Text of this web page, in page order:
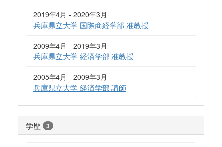
2019年4月 - 2020年3月
兵庫県立大学 国際商経学部 准教授
2009年4月 - 2019年3月
兵庫県立大学 経済学部 准教授
2005年4月 - 2009年3月
兵庫県立大学 経済学部 講師
学歴 3